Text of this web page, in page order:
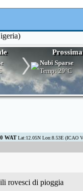
Nubi Sparse
Temp:29°C
WATLat:12.05N Lon:8.53E (ICAO
rovesci di pioggia